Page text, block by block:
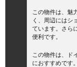
この物件は、魅
く、周辺にはシ
ています。さら
便利です。
この物件は、ド
におすすめです